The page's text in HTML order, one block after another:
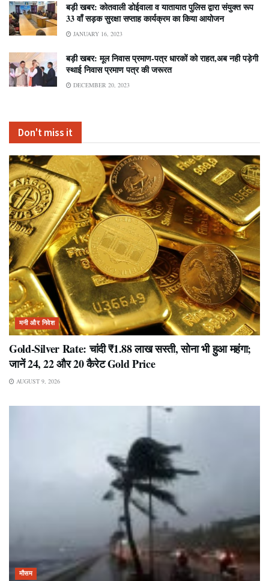
बड़ी खबर: कोतवाली डोईवाला व यातायात पुलिस द्वारा संयुक्त रूप
33 वाँ सड़क सुरक्षा सप्ताह कार्यक्रम का किया आयोजन
JANUARY 16, 2023
बड़ी खबर: मूल निवास प्रमाण-पत्र धारकों को राहत,अब नही पड़ेगी
स्थाई निवास प्रमाण पत्र की जरूरत
DECEMBER 20, 2023
Don't miss it
मनी और निवेश
Gold-Silver Rate: चांदी ₹1.88 लाख सस्ती, सोना भी हुआ महंगा;
जानें 24, 22 और 20 कैरेट Gold Price
AUGUST 9, 2026
मौसम